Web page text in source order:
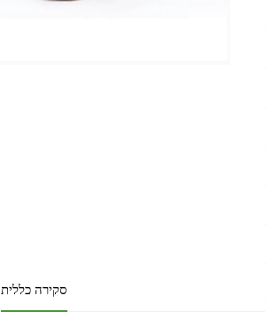
סקירה כללית